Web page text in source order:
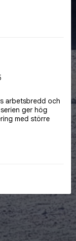
arbetsbredd och
ger hög
med större